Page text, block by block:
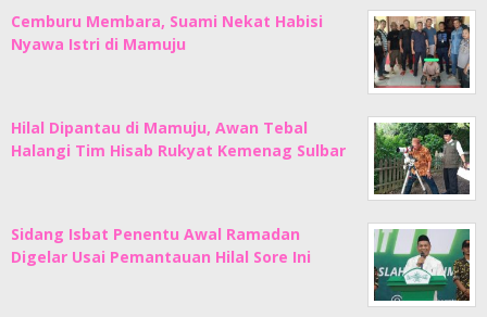
Cemburu Membara, Suami Nekat Habisi
Nyawa Istri di Mamuju
Hilal Dipantau di Mamuju, Awan Tebal
Halangi Tim Hisab Rukyat Kemenag Sulbar
Sidang Isbat Penentu Awal Ramadan
Digelar Usai Pemantauan Hilal Sore Ini